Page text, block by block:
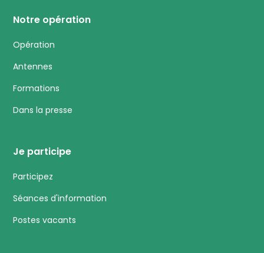
Notre opération
Opération
Antennes
Formations
Dans la presse
Je participe
Participez
Séances d'information
Postes vacants